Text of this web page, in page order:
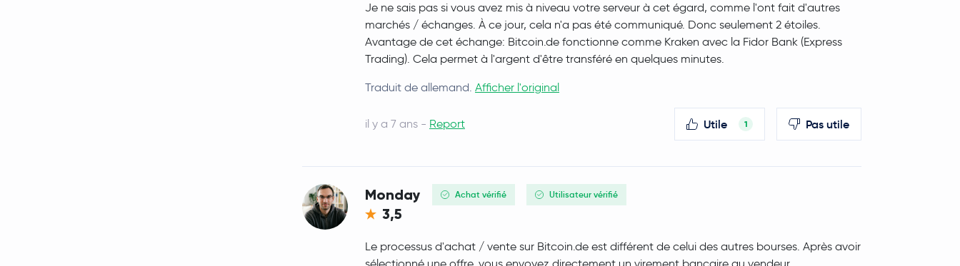
Je ne sais pas si vous avez mis à niveau votre serveur à cet égard, comme l'ont fait d'autres
marchés / échanges. À ce jour, cela n'a pas été communiqué. Donc seulement 2 étoiles.
Avantage de cet échange: Bitcoin.de fonctionne comme Kraken avec la Fidor Bank (Express
Trading). Cela permet à l'argent d'être transféré en quelques minutes.
Traduit de allemand. Afficher l'original
il y a 7 ans - Report Utile 1 Pas utile
Monday Achat vérifié Utilisateur vérifié
3,5
Le processus d'achat / vente sur Bitcoin.de est différent de celui des autres bourses. Après avoir